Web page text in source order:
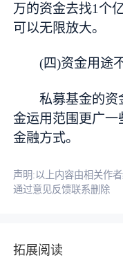
万的资金去找1个
可以无限放大。
(四)资金用途
私募基金的资
金运用范围更广一
金融方式。
声明:以上内容由相关作
通过意见反馈联系删除
拓展阅读